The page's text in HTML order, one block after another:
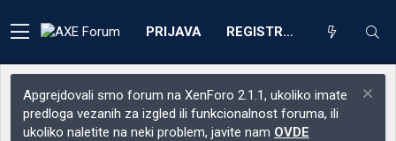
PRIJAVA REGISTRACIJA
Apgrejdovali smo forum na XenForo 2.1.1, ukoliko imate
predloga vezanih za izgled ili funkcionalnost foruma, ili
ukoliko naletite na neki problem, javite nam OVDE